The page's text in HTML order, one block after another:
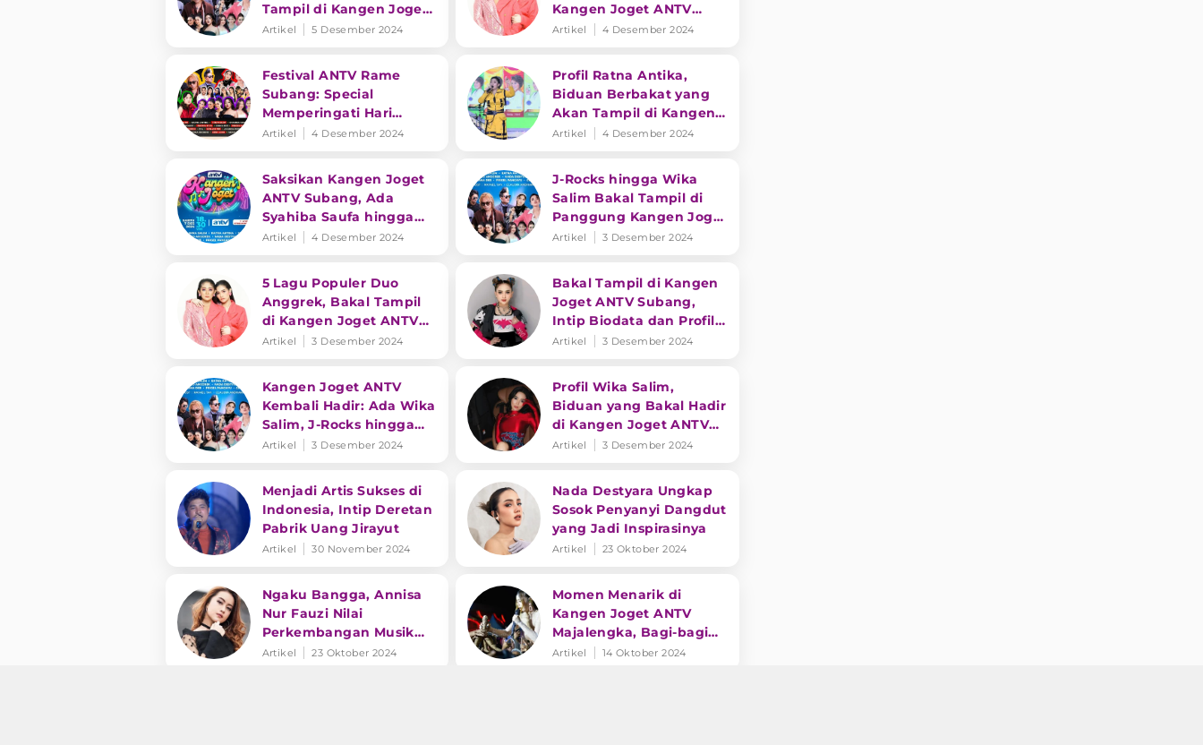
Tampil di Kangen Joget
ANTV Subang! Catat
Artikel 5 Desember 2024
Kangen Joget ANTV
Subang
Artikel 4 Desember 2024
Festival ANTV Rame
Subang: Special
Memperingati Hari
KORPRI hingga Hari
Artikel 4 Desember 2024
Profil Ratna Antika,
Biduan Berbakat yang
Akan Tampil di Kangen
Joget ANTV Subang
Artikel 4 Desember 2024
Saksikan Kangen Joget
ANTV Subang, Ada
Syahiba Saufa hingga
Ratna Antika
Artikel 4 Desember 2024
J-Rocks hingga Wika
Salim Bakal Tampil di
Panggung Kangen Joget
ANTV Subang
Artikel 3 Desember 2024
5 Lagu Populer Duo
Anggrek, Bakal Tampil
di Kangen Joget ANTV
Subang
Artikel 3 Desember 2024
Bakal Tampil di Kangen
Joget ANTV Subang,
Intip Biodata dan Profil
Jihan Audy
Artikel 3 Desember 2024
Kangen Joget ANTV
Kembali Hadir: Ada Wika
Salim, J-Rocks hingga
Duo Anggrek! Catat
Artikel 3 Desember 2024
Profil Wika Salim,
Biduan yang Bakal Hadir
di Kangen Joget ANTV
Subang
Artikel 3 Desember 2024
Menjadi Artis Sukses di
Indonesia, Intip Deretan
Pabrik Uang Jirayut
Artikel 30 November 2024
Nada Destyara Ungkap
Sosok Penyanyi Dangdut
yang Jadi Inspirasinya
Artikel 23 Oktober 2024
Ngaku Bangga, Annisa
Nur Fauzi Nilai
Perkembangan Musik
Dangdut di Indonesia
Artikel 23 Oktober 2024
Momen Menarik di
Kangen Joget ANTV
Majalengka, Bagi-bagi
Singkong hingga
Artikel 14 Oktober 2024